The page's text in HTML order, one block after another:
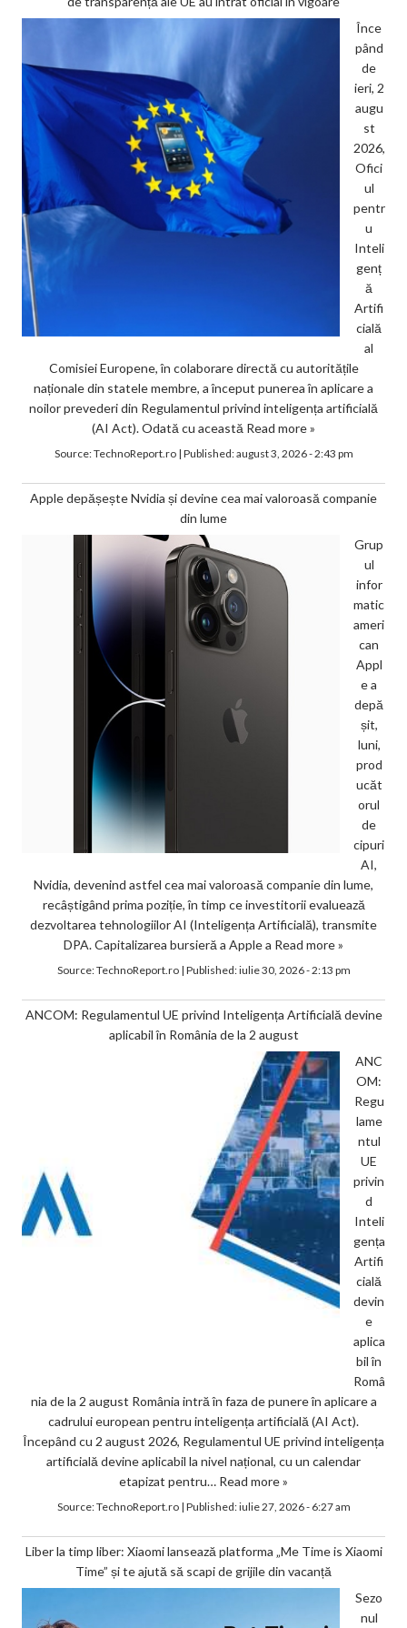
Înce
pând
de
ieri, 2
augu
st
2026,
Ofici
ul
pentr
u
Inteli
genț
ă
Artifi
cială
al
Comisiei Europene, în colaborare directă cu autoritățile
naționale din statele membre, a început punerea în aplicare a
noilor prevederi din Regulamentul privind inteligența artificială
(AI Act). Odată cu această Read more »
Source:TechnoReport.ro| Published:august 3, 2026 - 2:43 pm
Apple depășește Nvidia și devine cea mai valoroasă companie
din lume
Grup
ul
infor
matic
ameri
can
Appl
e a
depă
șit,
luni,
prod
ucăt
orul
de
cipuri
AI,
Nvidia, devenind astfel cea mai valoroasă companie din lume,
recâștigând prima poziție, în timp ce investitorii evaluează
dezvoltarea tehnologiilor AI (Inteligența Artificială), transmite
DPA. Capitalizarea bursieră a Apple a Read more »
Source:TechnoReport.ro| Published:iulie 30, 2026 - 2:13 pm
ANCOM: Regulamentul UE privind Inteligența Artificială devine
aplicabil în România de la 2 august
ANC
OM:
Regu
lame
ntul
UE
privin
d
Inteli
gența
Artifi
cială
devin
e
aplica
bil în
Româ
nia de la 2 august România intră în faza de punere în aplicare a
cadrului european pentru inteligența artificială (AI Act).
Începând cu 2 august 2026, Regulamentul UE privind inteligența
artificială devine aplicabil la nivel național, cu un calendar
etapizat pentru… Read more »
Source:TechnoReport.ro| Published:iulie 27, 2026 - 6:27 am
Liber la timp liber: Xiaomi lansează platforma „Me Time is Xiaomi
Time” și te ajută să scapi de grijile din vacanță
Sezo
nul